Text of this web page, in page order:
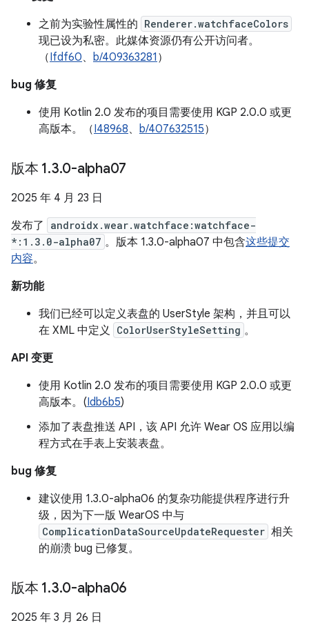
之前为实验性属性的 Renderer.watchfaceColors
现已设为私密。此媒体资源仍有公开访问者。
（Ifdf60、 b/409363281 ）
bug 修复
使用 Kotlin 2.0 发布的项目需要使用 KGP 2.0.0 或更
高版本。（I48968、 b/407632515）
版本 1.3.0-alpha07
2025 年 4 月 23 日
发布了
androidx.wear.watchface:watchface-
*:1.3.0-alpha07 。版本 1.3.0-alpha07 中包含这些提交
内容。
新功能
我们已经可以定义表盘的 UserStyle 架构，并且可以
在 XML 中定义 ColorUserStyleSetting 。
API 变更
使用 Kotlin 2.0 发布的项目需要使用 KGP 2.0.0 或更
高版本。(Idb6b5)
添加了表盘推送 API，该 API 允许 Wear OS 应用以编
程方式在手表上安装表盘。
bug 修复
建议使用 1.3.0-alpha06 的复杂功能提供程序进行升
级，因为下一版 WearOS 中与
ComplicationDataSourceUpdateRequester 相关
的崩溃 bug 已修复。
版本 1.3.0-alpha06
2025 年 3 月 26 日